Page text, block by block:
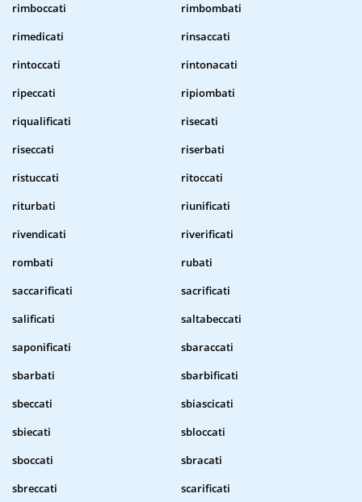
rimboccati
rimbombati
rimedicati
rinsaccati
rintoccati
rintonacati
ripeccati
ripiombati
riqualificati
risecati
riseccati
riserbati
ristuccati
ritoccati
riturbati
riunificati
rivendicati
riverificati
rombati
rubati
saccarificati
sacrificati
salificati
saltabeccati
saponificati
sbaraccati
sbarbati
sbarbificati
sbeccati
sbiascicati
sbiecati
sbloccati
sboccati
sbracati
sbreccati
scarificati